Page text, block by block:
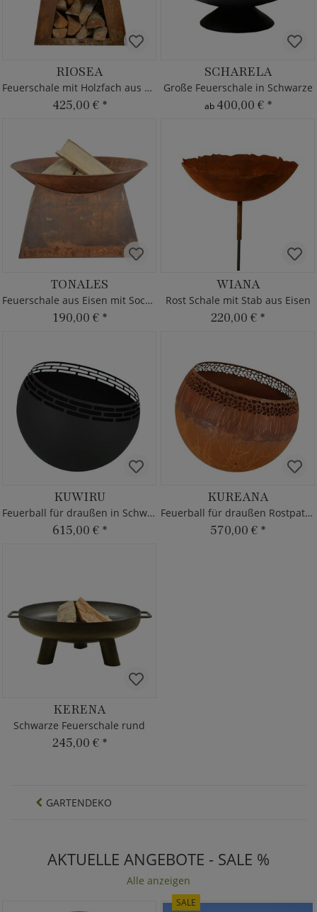
RIOSEA
Feuerschale mit Holzfach aus Eisen
425,00 € *
SCHARELA
Große Feuerschale in Schwarze
ab 400,00 € *
TONALES
Feuerschale aus Eisen mit Sockel
190,00 € *
WIANA
Rost Schale mit Stab aus Eisen
220,00 € *
KUWIRU
Feuerball für draußen in Schwarz
615,00 € *
KUREANA
Feuerball für draußen Rostpatina
570,00 € *
KERENA
Schwarze Feuerschale rund
245,00 € *
GARTENDEKO
AKTUELLE ANGEBOTE - SALE %
Alle anzeigen
SALE